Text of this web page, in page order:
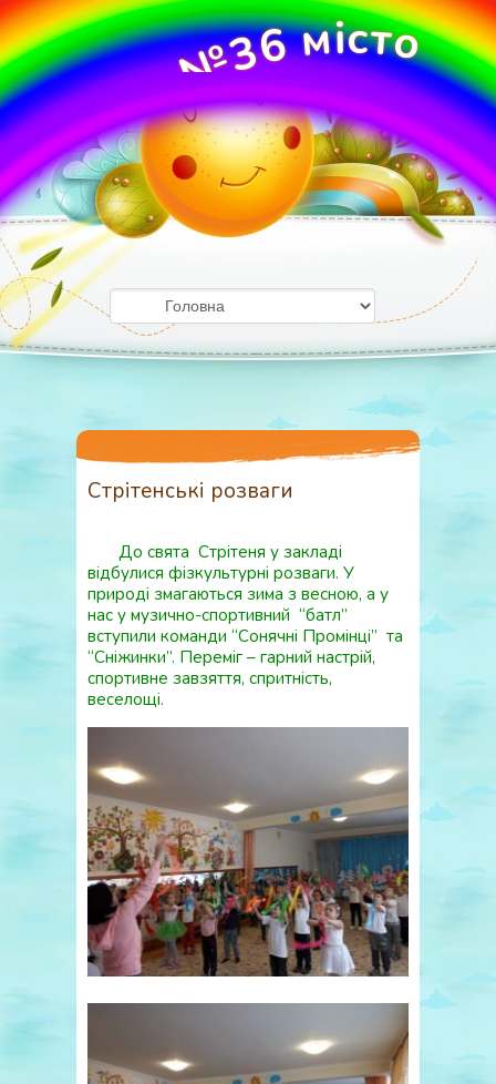
З
ДО№36місто
Ужг
ор
о
д
Стрітенські розваги
До свята Стрітеня у закладі
відбулися фізкультурні розваги. У
природі змагаються зима з весною, а у
нас у музично-спортивний “батл”
вступили команди “Сонячні Промінці” та
“Сніжинки”. Переміг – гарний настрій,
спортивне завзяття, спритність,
веселощі.